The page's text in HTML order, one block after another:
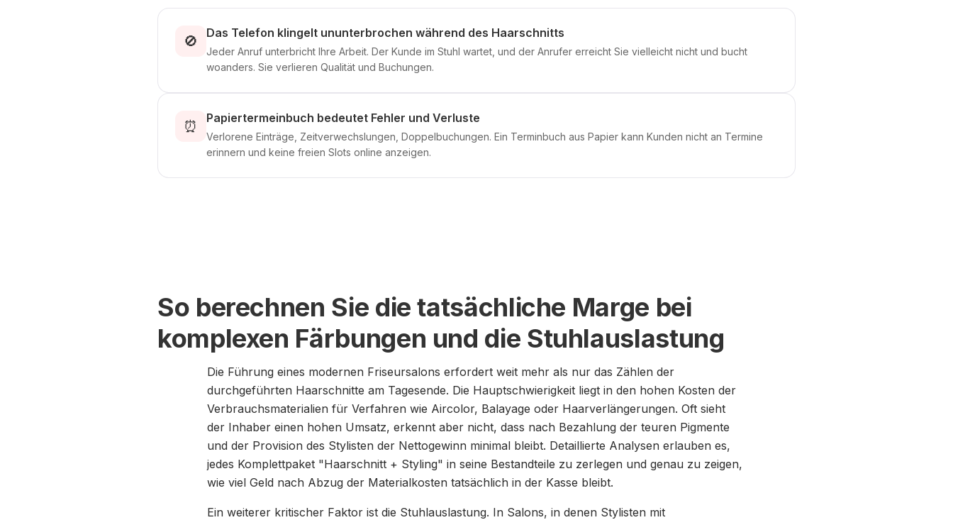
🚫 Das Telefon klingelt ununterbrochen während des Haarschnitts
Jeder Anruf unterbricht Ihre Arbeit. Der Kunde im Stuhl wartet, und der Anrufer erreicht Sie vielleicht nicht und bucht
woanders. Sie verlieren Qualität und Buchungen.
⏰ Papiertermeinbuch bedeutet Fehler und Verluste
Verlorene Einträge, Zeitverwechslungen, Doppelbuchungen. Ein Terminbuch aus Papier kann Kunden nicht an Termine
erinnern und keine freien Slots online anzeigen.
So berechnen Sie die tatsächliche Marge bei
komplexen Färbungen und die Stuhlauslastung
Die Führung eines modernen Friseursalons erfordert weit mehr als nur das Zählen der
durchgeführten Haarschnitte am Tagesende. Die Hauptschwierigkeit liegt in den hohen Kosten der
Verbrauchsmaterialien für Verfahren wie Aircolor, Balayage oder Haarverlängerungen. Oft sieht
der Inhaber einen hohen Umsatz, erkennt aber nicht, dass nach Bezahlung der teuren Pigmente
und der Provision des Stylisten der Nettogewinn minimal bleibt. Detaillierte Analysen erlauben es,
jedes Komplettpaket "Haarschnitt + Styling" in seine Bestandteile zu zerlegen und genau zu zeigen,
wie viel Geld nach Abzug der Materialkosten tatsächlich in der Kasse bleibt.
Ein weiterer kritischer Faktor ist die Stuhlauslastung. In Salons, in denen Stylisten mit